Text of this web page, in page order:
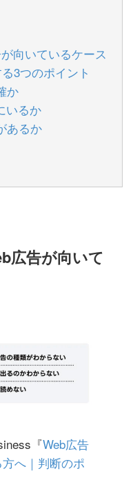
向いているケース
3つのポイント
か
いるか
あるか
広告が向いて
『Web広告
へ｜判断のポ